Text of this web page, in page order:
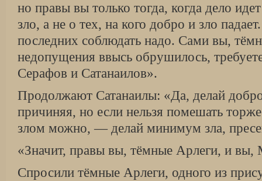
но правы вы только тогда, когда дело
зло, а не о тех, на кого добро и зло
последних соблюдать надо. Сами вы,
недопущения ввысь обрушилось,
Серафов и Сатанаилов».
Продолжают Сатанаилы: «Да, делай
причиняя, но если нельзя помешать
злом можно, — делай минимум зла,
«Значит, правы вы, тёмные Арлеги, и
Спросили тёмные Арлеги, одного из